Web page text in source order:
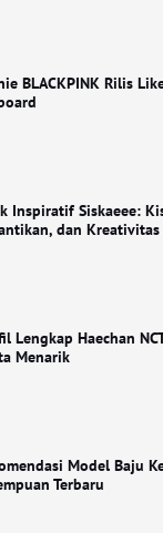
BLACKPINK Rilis
Inspiratif Siskaeee:
dan Kreativitas
Lengkap Haechan
Menarik
Model Baju
Terbaru